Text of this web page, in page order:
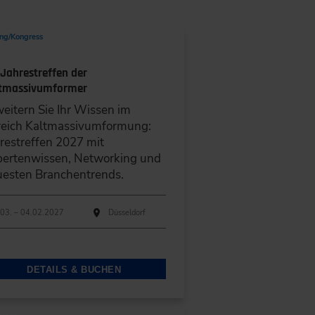
13
27 28 29
3 4 5
SPEICHERN
Kongress
der
Sie Ihr Wissen im
Kaltmassivumformung:
2027 mit
Networking und
Branchentrends.
Veranstaltungsort
03. – 04.02.2027 Düsseldorf
DETAILS & BUCHEN